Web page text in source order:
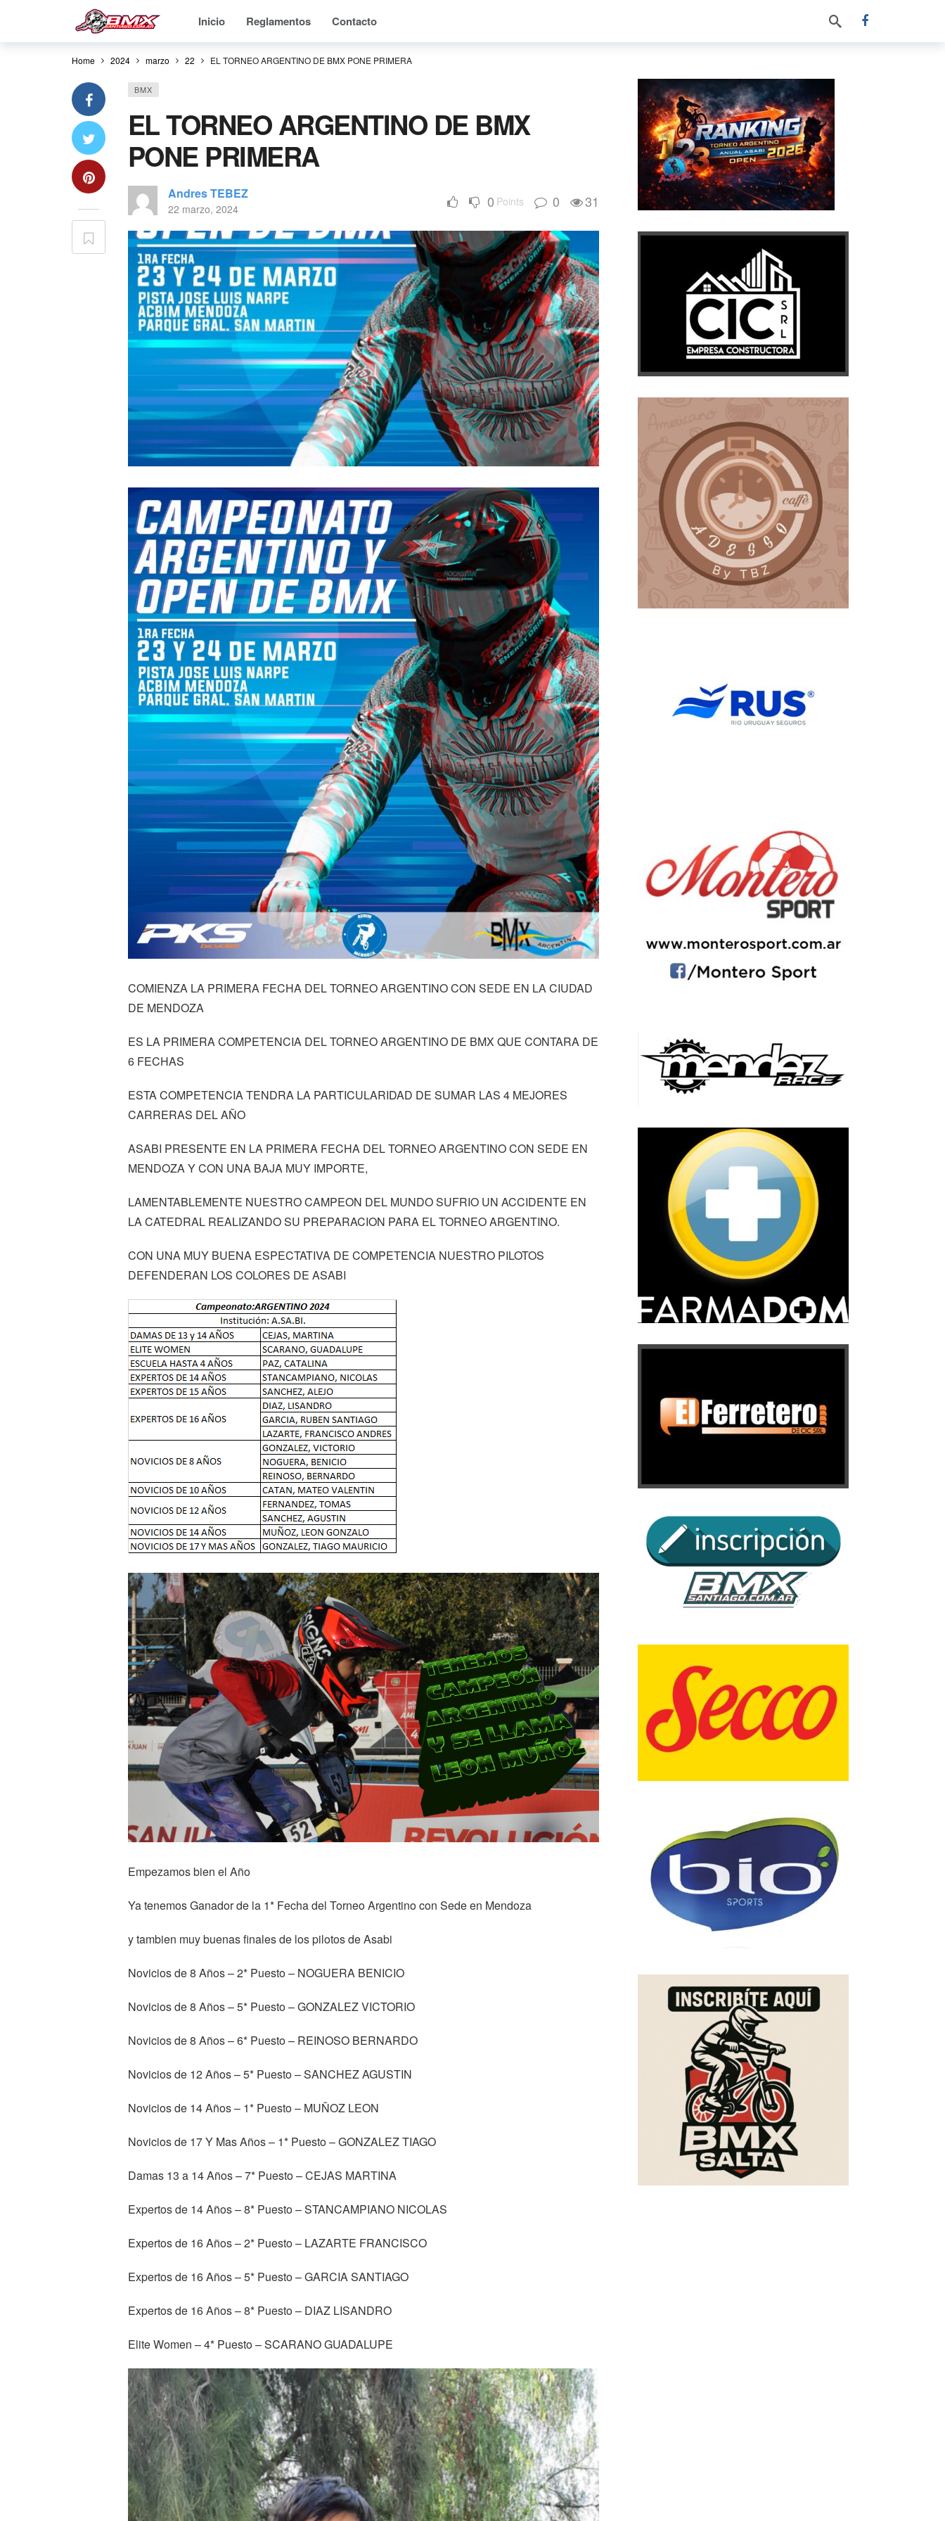
Inicio Reglamentos Contacto
Home 2024 marzo 22 EL TORNEO ARGENTINO DE BMX PONE PRIMERA
BMX
EL TORNEO ARGENTINO DE BMX
PONE PRIMERA
Andres TEBEZ
22 marzo, 2024 0 Points 0 31
COMIENZA LA PRIMERA FECHA DEL TORNEO ARGENTINO CON SEDE EN LA CIUDAD
DE MENDOZA
ES LA PRIMERA COMPETENCIA DEL TORNEO ARGENTINO DE BMX QUE CONTARA DE
6 FECHAS
ESTA COMPETENCIA TENDRA LA PARTICULARIDAD DE SUMAR LAS 4 MEJORES
CARRERAS DEL AÑO
ASABI PRESENTE EN LA PRIMERA FECHA DEL TORNEO ARGENTINO CON SEDE EN
MENDOZA Y CON UNA BAJA MUY IMPORTE,
LAMENTABLEMENTE NUESTRO CAMPEON DEL MUNDO SUFRIO UN ACCIDENTE EN
LA CATEDRAL REALIZANDO SU PREPARACION PARA EL TORNEO ARGENTINO.
CON UNA MUY BUENA ESPECTATIVA DE COMPETENCIA NUESTRO PILOTOS
DEFENDERAN LOS COLORES DE ASABI
Empezamos bien el Año
Ya tenemos Ganador de la 1* Fecha del Torneo Argentino con Sede en Mendoza
y tambien muy buenas finales de los pilotos de Asabi
Novicios de 8 Años – 2* Puesto – NOGUERA BENICIO
Novicios de 8 Años – 5* Puesto – GONZALEZ VICTORIO
Novicios de 8 Años – 6* Puesto – REINOSO BERNARDO
Novicios de 12 Años – 5* Puesto – SANCHEZ AGUSTIN
Novicios de 14 Años – 1* Puesto – MUÑOZ LEON
Novicios de 17 Y Mas Años – 1* Puesto – GONZALEZ TIAGO
Damas 13 a 14 Años – 7* Puesto – CEJAS MARTINA
Expertos de 14 Años – 8* Puesto – STANCAMPIANO NICOLAS
Expertos de 16 Años – 2* Puesto – LAZARTE FRANCISCO
Expertos de 16 Años – 5* Puesto – GARCIA SANTIAGO
Expertos de 16 Años – 8* Puesto – DIAZ LISANDRO
Elite Women – 4* Puesto – SCARANO GUADALUPE